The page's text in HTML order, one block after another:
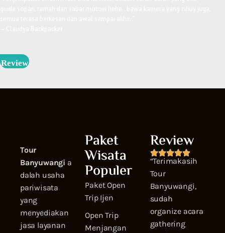
Review
Tour
Banyuwangi a
dalah usaha
pariwisata
yang
menyediakan
jasa layanan
Paket
Wisata
Populer
Paket Open
Trip Ijen
Open Trip
Menjangan
Review
“Terimakasih
Tour
Banyuwangi,
sudah
organize acara
gathering